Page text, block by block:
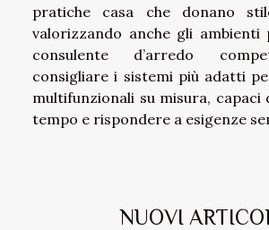
pratiche casa che donano
valorizzando anche gli ambienti
consulente d’arredo
consigliare i sistemi più adatti
multifunzionali su misura, capaci
tempo e rispondere a esigenze
NUOVI